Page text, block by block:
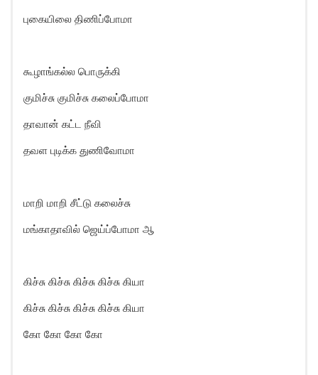
புகையிலை திணிப்போமா
கூழாங்கல்ல பொருக்கி
குமிச்சு குமிச்சு கலைப்போமா
தாவான் கட்ட நீவி
தவள புடிக்க துணிவோமா
மாறி மாறி சீட்டு கலைச்சு
மங்காதாவில் ஜெய்ப்போமா ஆ
கிச்சு கிச்சு கிச்சு கிச்சு கியா
கிச்சு கிச்சு கிச்சு கிச்சு கியா
கோ கோ கோ கோ